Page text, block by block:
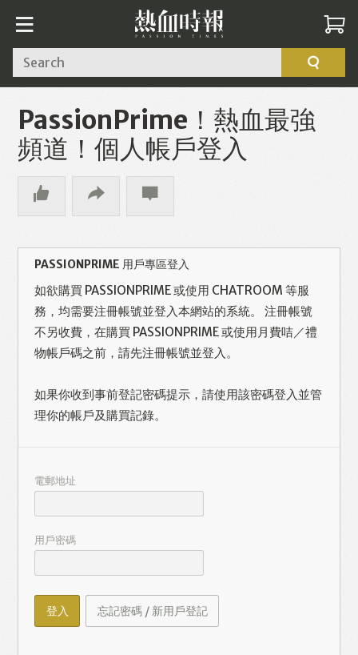
Search
PassionPrime！熱血最強
頻道！個人帳戶登入
PASSIONPRIME 用戶專區登入
如欲購買 PASSIONPRIME 或使用 CHATROOM 等服
務，均需要注冊帳號並登入本網站的系統。 注冊帳號
不另收費，在購買 PASSIONPRIME 或使用月費咭／禮
物帳戶碼之前，請先注冊帳號並登入。
如果你收到事前登記密碼提示，請使用該密碼登入並管
理你的帳戶及購買記錄。
電郵地址
用戶密碼
登入 忘記密碼 / 新用戶登記